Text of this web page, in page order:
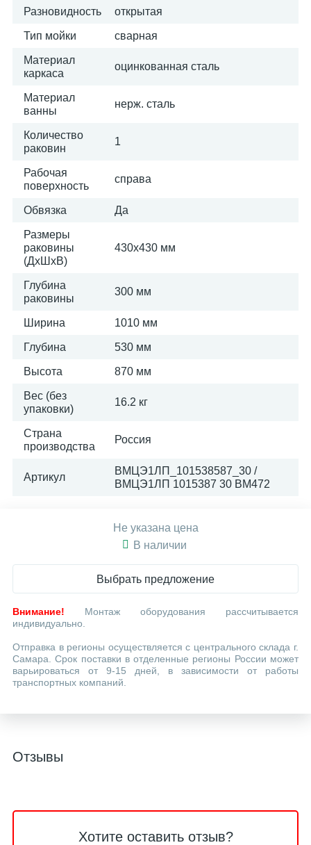
Разновидность открытая
Тип мойки сварная
Материал
каркаса
оцинкованная сталь
Материал
ванны
нерж. сталь
Количество
раковин
1
Рабочая
поверхность
справа
Обвязка Да
Размеры
раковины
(ДхШхВ)
430х430 мм
Глубина
раковины
300 мм
Ширина 1010 мм
Глубина 530 мм
Высота 870 мм
Вес (без
упаковки)
16.2 кг
Страна
производства
Россия
Артикул
ВМЦЭ1ЛП_101538587_30 /
ВМЦЭ1ЛП 1015387 30 ВМ472
Не указана цена
В наличии
Выбрать предложение
Внимание! Монтаж оборудования рассчитывается
индивидуально.
Отправка в регионы осуществляется с центрального склада г.
Самара. Срок поставки в отделенные регионы России может
варьироваться от 9-15 дней, в зависимости от работы
транспортных компаний.
Отзывы
Хотите оставить отзыв?